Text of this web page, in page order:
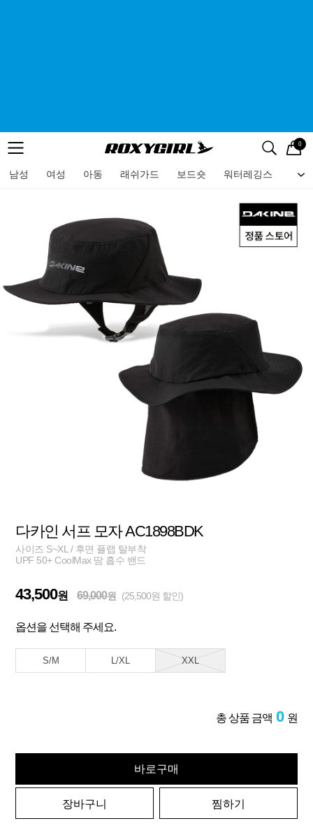
메뉴 검색
로고 0
남성 여성 아동 래쉬가드 보드숏 워터레깅스 비
메뉴
다카인 서프 모자 AC1898BDK
사이즈 S~XL / 후면 플랩 탈부착
UPF 50+ CoolMax 땀 흡수 밴드
43,500원 69,000원 (25,500원 할인)
옵션을 선택해 주세요.
S/M L/XL XXL
총 상품 금액 0 원
바로구매
장바구니 찜하기